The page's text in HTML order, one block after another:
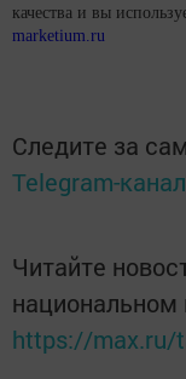
качества и вы
marketium.ru
Следите за
Telegram-
Читайте
https://max.ru/